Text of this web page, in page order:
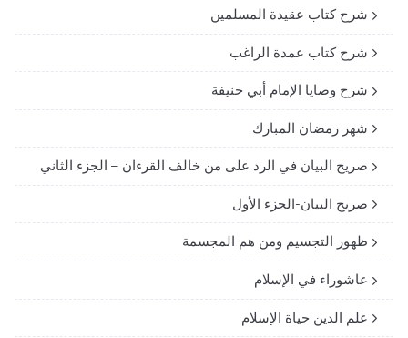
شرح كتاب عقيدة المسلمين
شرح كتاب عمدة الراغب
شرح وصايا الإمام أبي حنيفة
شهر رمضان المبارك
صريح البيان في الرد على من خالف القرءان – الجزء الثاني
صريح البيان-الجزء الأول
ظهور التجسيم ومن هم المجسمة
عاشوراء في الإسلام
علم الدين حياة الإسلام